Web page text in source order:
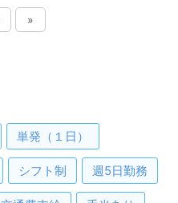
»
単発（１日）
シフト制 週5日勤務